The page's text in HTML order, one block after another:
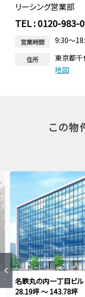
リーシング営業部
TEL : 0120-983-
営業時間 9:30～
住所
東京都
地図
この物
名鉄丸の内一丁目ビル
28.19坪 ～ 143.78坪